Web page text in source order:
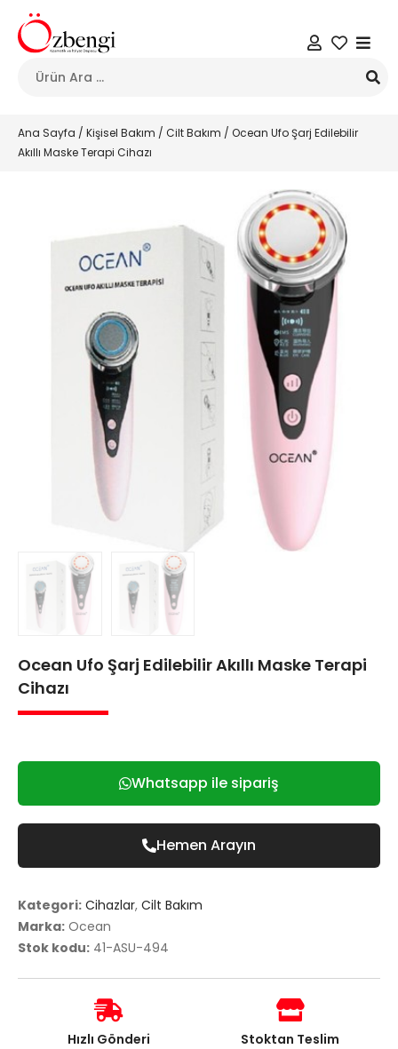
Ana Sayfa / Kişisel Bakım / Cilt Bakım / Ocean Ufo Şarj Edilebilir
Akıllı Maske Terapi Cihazı
Ocean Ufo Şarj Edilebilir Akıllı Maske Terapi
Cihazı
Whatsapp ile sipariş
Hemen Arayın
Kategori: Cihazlar, Cilt Bakım
Marka: Ocean
Stok kodu: 41-ASU-494
Hızlı Gönderi Stoktan Teslim